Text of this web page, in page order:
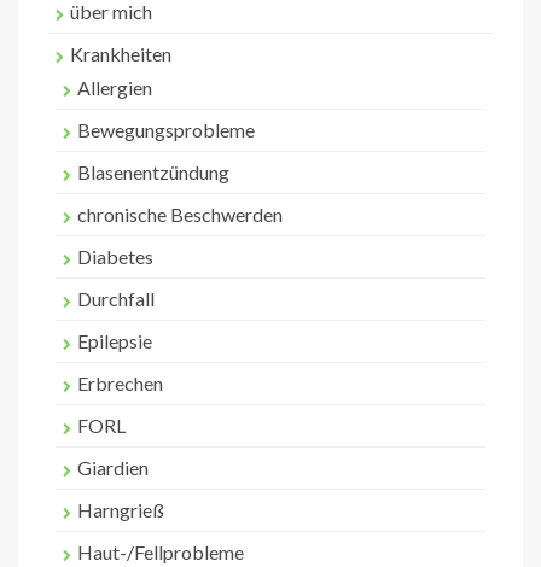
über mich
Krankheiten
Allergien
Bewegungsprobleme
Blasenentzündung
chronische Beschwerden
Diabetes
Durchfall
Epilepsie
Erbrechen
FORL
Giardien
Harngrieß
Haut-/Fellprobleme